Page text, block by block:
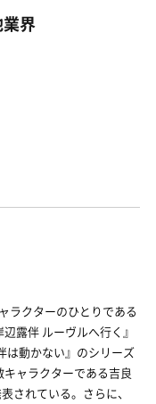
界
ラクターのひとりである
露伴 ルーヴルへ行く』
は動かない』のシリーズ
ャラクターである吉良
されている。さらに、